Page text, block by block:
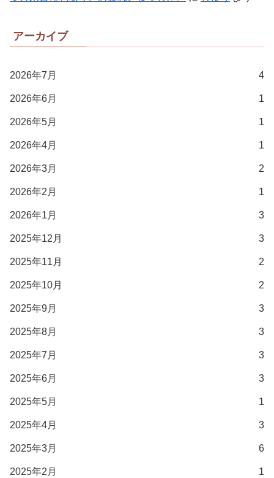
アーカイブ
2026年7月 4
2026年6月 1
2026年5月 1
2026年4月 1
2026年3月 2
2026年2月 1
2026年1月 3
2025年12月 3
2025年11月 2
2025年10月 2
2025年9月 3
2025年8月 3
2025年7月 3
2025年6月 3
2025年5月 1
2025年4月 3
2025年3月 6
2025年2月 1